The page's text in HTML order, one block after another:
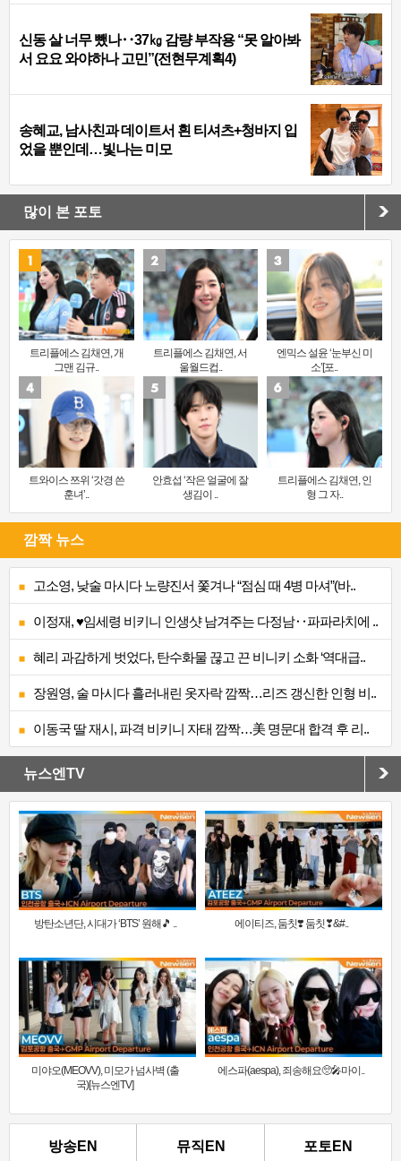
신동 살 너무 뺐나‥37㎏ 감량 부작용 “못 알아봐
서 요요 와야하나 고민”(전현무계획4)
송혜교, 남사친과 데이트서 흰 티셔츠+청바지 입
었을 뿐인데…빛나는 미모
많이 본 포토
트리플에스 김채연, 개
그맨 김규..
트리플에스 김채연, 서
울월드컵..
엔믹스 설윤 ‘눈부신 미
소’[포..
트와이스 쯔위 ‘갓경 쓴
훈녀’..
안효섭 ‘작은 얼굴에 잘
생김이 ..
트리플에스 김채연, 인
형 그 자..
깜짝 뉴스
고소영, 낮술 마시다 노량진서 쫓겨나 “점심 때 4병 마셔”(바..
이정재, ♥임세령 비키니 인생샷 남겨주는 다정남‥파파라치에 ..
혜리 과감하게 벗었다, 탄수화물 끊고 끈 비니키 소화 ‘역대급..
장원영, 술 마시다 흘러내린 옷자락 깜짝…리즈 갱신한 인형 비..
이동국 딸 재시, 파격 비키니 자태 깜짝…美 명문대 합격 후 리..
뉴스엔TV
방탄소년단, 시대가 ‘BTS’ 원해🎵 .. 에이티즈, 둠칫❣️ 둠칫❣&#..
미야오(MEOVV), 미모가 넘사벽 (출
국)[뉴스엔TV]
에스파(aespa), 죄송해요🥺🎤마이..
방송EN 뮤직EN 포토EN